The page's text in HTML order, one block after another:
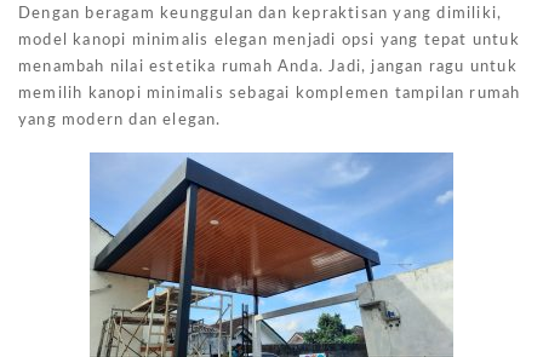
Dengan beragam keunggulan dan kepraktisan yang dimiliki,
model kanopi minimalis elegan menjadi opsi yang tepat untuk
menambah nilai estetika rumah Anda. Jadi, jangan ragu untuk
memilih kanopi minimalis sebagai komplemen tampilan rumah
yang modern dan elegan.